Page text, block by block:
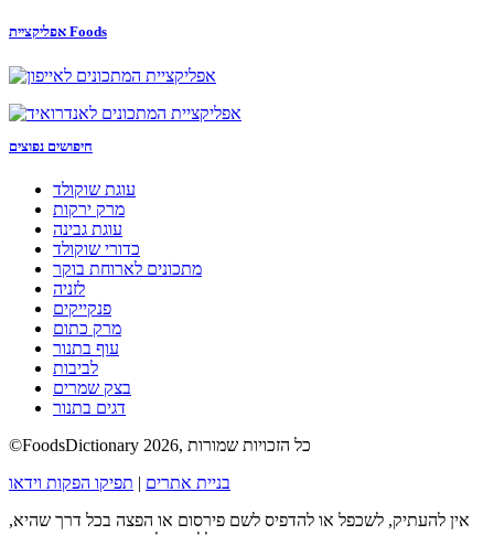
אפליקציית Foods
חיפושים נפוצים
עוגת שוקולד
מרק ירקות
עוגת גבינה
כדורי שוקולד
מתכונים לארוחת בוקר
לזניה
פנקייקים
מרק כתום
עוף בתנור
לביבות
בצק שמרים
דגים בתנור
©FoodsDictionary 2026, כל הזכויות שמורות
בניית אתרים | תפיקו הפקות וידאו
אין להעתיק, לשכפל או להדפיס לשם פירסום או הפצה בכל דרך שהיא,